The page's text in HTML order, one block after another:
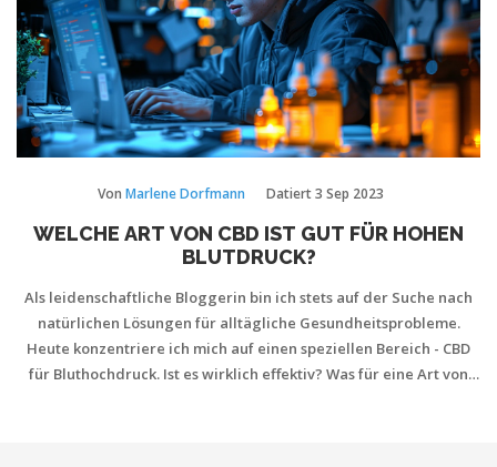
Von Marlene Dorfmann Datiert3 Sep 2023
WELCHE ART VON CBD IST GUT FÜR HOHEN
BLUTDRUCK?
Als leidenschaftliche Bloggerin bin ich stets auf der Suche nach
natürlichen Lösungen für alltägliche Gesundheitsprobleme.
Heute konzentriere ich mich auf einen speziellen Bereich - CBD
für Bluthochdruck. Ist es wirklich effektiv? Was für eine Art von